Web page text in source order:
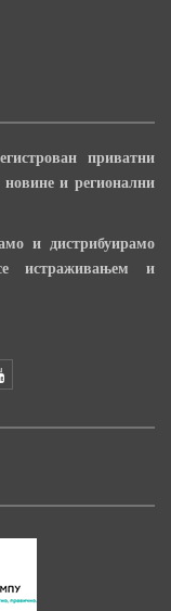
приватни
и регионални
и дистрибуирамо
истраживањем и